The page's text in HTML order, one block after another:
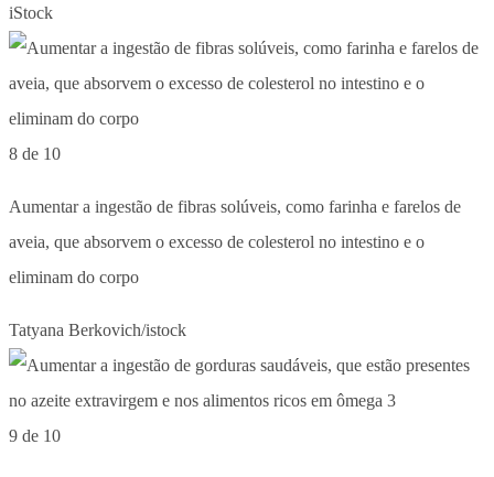
iStock
8 de 10
Aumentar a ingestão de fibras solúveis, como farinha e farelos de
aveia, que absorvem o excesso de colesterol no intestino e o
eliminam do corpo
Tatyana Berkovich/istock
9 de 10